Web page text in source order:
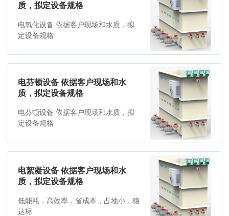
质，拟定设备规格
电氧化设备 依据客户现场和水质，拟
定设备规格
电芬顿设备 依据客户现场和水
质，拟定设备规格
电芬顿设备 依据客户现场和水质，拟
定设备规格
电絮凝设备 依据客户现场和水
质，拟定设备规格
低能耗，高效率，省成本，占地小，稳
达标